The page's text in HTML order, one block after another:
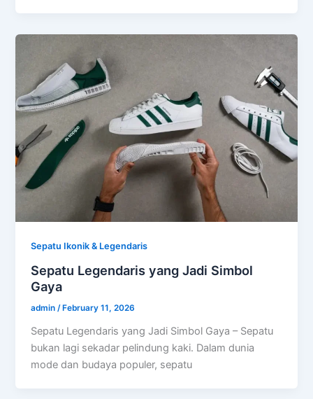
Sepatu Ikonik & Legendaris
Sepatu Legendaris yang Jadi Simbol
Gaya
admin/February 11, 2026
Sepatu Legendaris yang Jadi Simbol Gaya – Sepatu
bukan lagi sekadar pelindung kaki. Dalam dunia
mode dan budaya populer, sepatu